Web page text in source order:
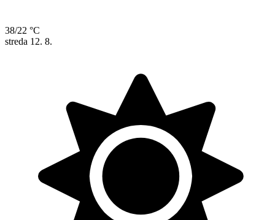
38/22 °C
streda 12. 8.